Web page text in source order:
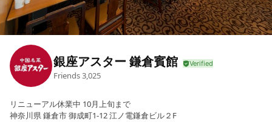
銀座アスター 鎌倉賓館
Friends3,025
リニューアル休業中 10月上旬まで
神奈川県 鎌倉市 御成町1-12 江ノ電鎌倉ビル２F